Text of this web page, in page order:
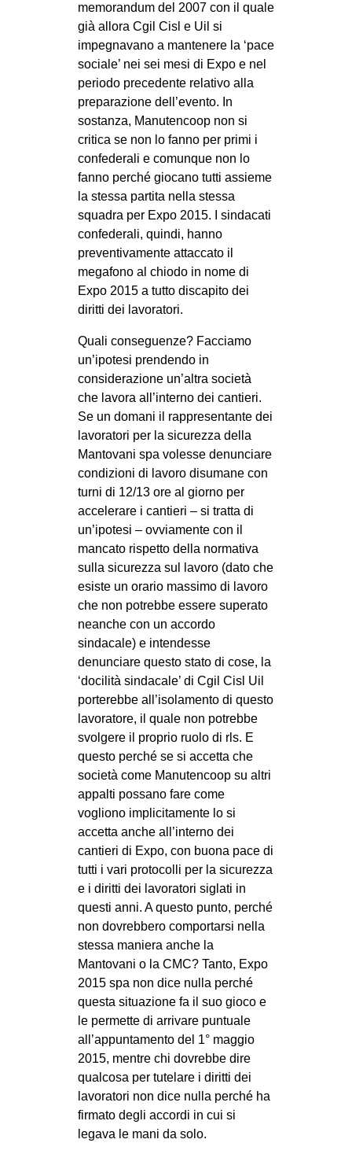
memorandum del 2007 con il quale
già allora Cgil Cisl e Uil si
impegnavano a mantenere la ‘pace
sociale’ nei sei mesi di Expo e nel
periodo precedente relativo alla
preparazione dell’evento. In
sostanza, Manutencoop non si
critica se non lo fanno per primi i
confederali e comunque non lo
fanno perché giocano tutti assieme
la stessa partita nella stessa
squadra per Expo 2015. I sindacati
confederali, quindi, hanno
preventivamente attaccato il
megafono al chiodo in nome di
Expo 2015 a tutto discapito dei
diritti dei lavoratori.
Quali conseguenze? Facciamo
un’ipotesi prendendo in
considerazione un’altra società
che lavora all’interno dei cantieri.
Se un domani il rappresentante dei
lavoratori per la sicurezza della
Mantovani spa volesse denunciare
condizioni di lavoro disumane con
turni di 12/13 ore al giorno per
accelerare i cantieri – si tratta di
un’ipotesi – ovviamente con il
mancato rispetto della normativa
sulla sicurezza sul lavoro (dato che
esiste un orario massimo di lavoro
che non potrebbe essere superato
neanche con un accordo
sindacale) e intendesse
denunciare questo stato di cose, la
‘docilità sindacale’ di Cgil Cisl Uil
porterebbe all’isolamento di questo
lavoratore, il quale non potrebbe
svolgere il proprio ruolo di rls. E
questo perché se si accetta che
società come Manutencoop su altri
appalti possano fare come
vogliono implicitamente lo si
accetta anche all’interno dei
cantieri di Expo, con buona pace di
tutti i vari protocolli per la sicurezza
e i diritti dei lavoratori siglati in
questi anni. A questo punto, perché
non dovrebbero comportarsi nella
stessa maniera anche la
Mantovani o la CMC? Tanto, Expo
2015 spa non dice nulla perché
questa situazione fa il suo gioco e
le permette di arrivare puntuale
all’appuntamento del 1° maggio
2015, mentre chi dovrebbe dire
qualcosa per tutelare i diritti dei
lavoratori non dice nulla perché ha
firmato degli accordi in cui si
legava le mani da solo.